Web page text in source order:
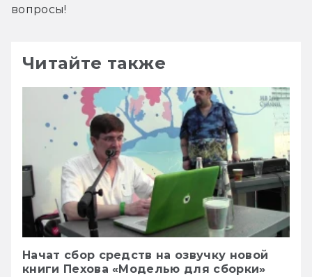
вопросы!
Читайте также
Начат сбор средств на озвучку новой
книги Пехова «Моделью для сборки»